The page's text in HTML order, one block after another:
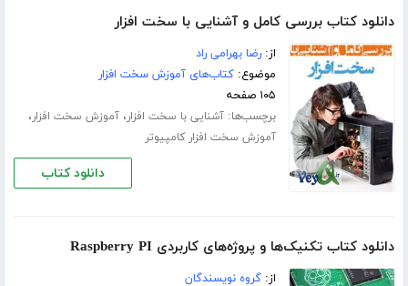
دانلود کتاب بررسی کامل و آشنایی با سخت افزار
از:رضا بهرامی راد
موضوع:کتاب‌های آموزش سخت افزار
۱۰۵ صفحه
برچسب‌ها:آشنایی با سخت افزار،آموزش سخت افزار،
آموزش سخت افزار کامپیوتر
دانلود کتاب
دانلود کتاب تکنیک‌ها و پروژه‌های کاربردی Raspberry PI
از:گروه نویسندگان